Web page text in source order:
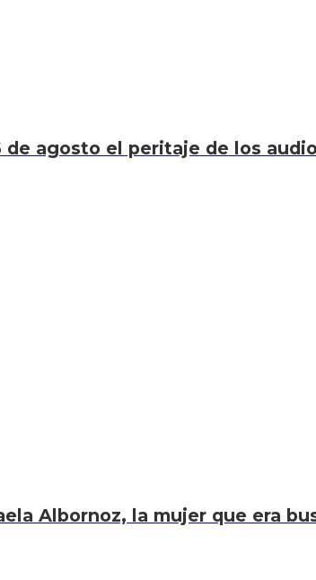
agosto el peritaje de los
Albornoz, la mujer que era